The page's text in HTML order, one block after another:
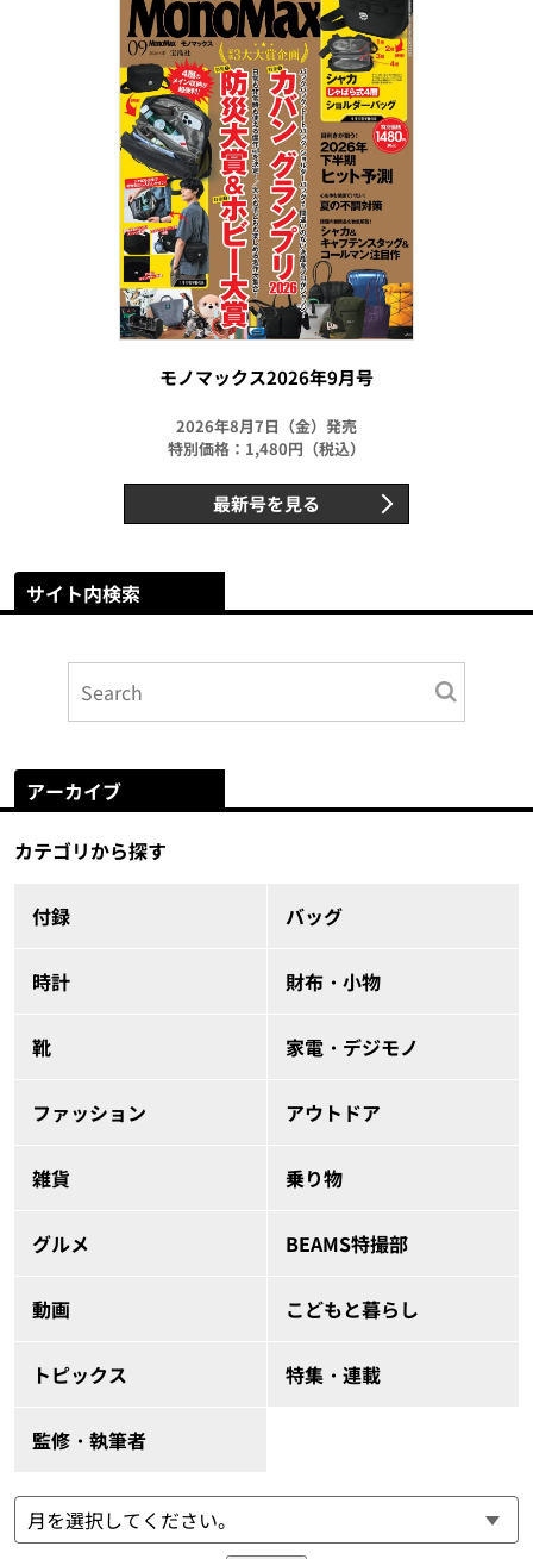
モノマックス2026年9月号
2026年8月7日（金）発売
特別価格：1,480円（税込）
最新号を見る
サイト内検索
アーカイブ
カテゴリから探す
付録 バッグ
時計 財布・小物
靴 家電・デジモノ
ファッション アウトドア
雑貨 乗り物
グルメ BEAMS特撮部
動画 こどもと暮らし
トピックス 特集・連載
監修・執筆者